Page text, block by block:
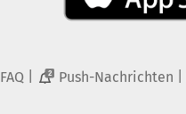
FAQ 2 Push-Nachrichten